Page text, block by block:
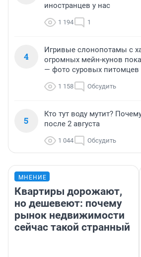
иностранцев у нас
1 194 1
4
Игривые слонопотамы с
огромных мейн-кунов
— фото суровых питомцев
1 158 Обсудить
5
Кто тут воду мутит?
после 2 августа
1 044 Обсудить
МНЕНИЕ
Квартиры дорожают,
но дешевеют: почему
рынок недвижимости
сейчас такой странный